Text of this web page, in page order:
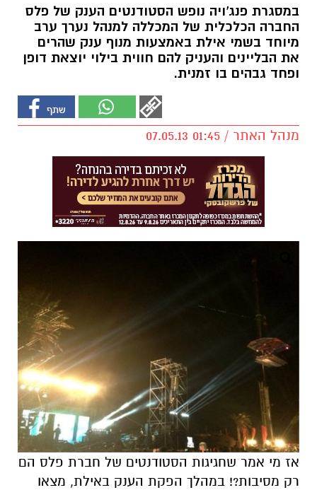
במסגרת פנג'ויה נופש הסטודנטים הענק של פלס
החברה הכלכלית של המכללה למנהל נערך ערב
מיוחד בשמי אילת באמצעות מנוף ענק שהרים
את הבליינים והעניק להם חווית בילוי יוצאת דופן
ופחד גבהים בו זמנית.
מנהל האתר / 01:45 07.05.13
אז מי אמר שחגיגות הסטודנטים של חברת פלס הם
רק מסיבות?! במהלך הפקת הענק באילת, מצאו